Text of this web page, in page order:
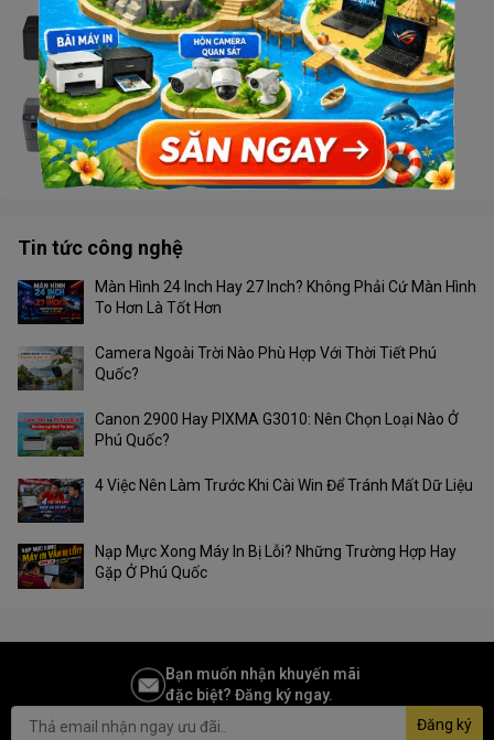
Máy in Brother HL - L2366DW
Liên hệ
Máy in Brother MFC - 2701DW
Liên hệ
Tin tức công nghệ
Màn Hình 24 Inch Hay 27 Inch? Không Phải Cứ Màn Hình
To Hơn Là Tốt Hơn
Camera Ngoài Trời Nào Phù Hợp Với Thời Tiết Phú
Quốc?
Canon 2900 Hay PIXMA G3010: Nên Chọn Loại Nào Ở
Phú Quốc?
4 Việc Nên Làm Trước Khi Cài Win Để Tránh Mất Dữ Liệu
Nạp Mực Xong Máy In Bị Lỗi? Những Trường Hợp Hay
Gặp Ở Phú Quốc
Bạn muốn nhận khuyến mãi
đặc biệt? Đăng ký ngay.
Đăng ký